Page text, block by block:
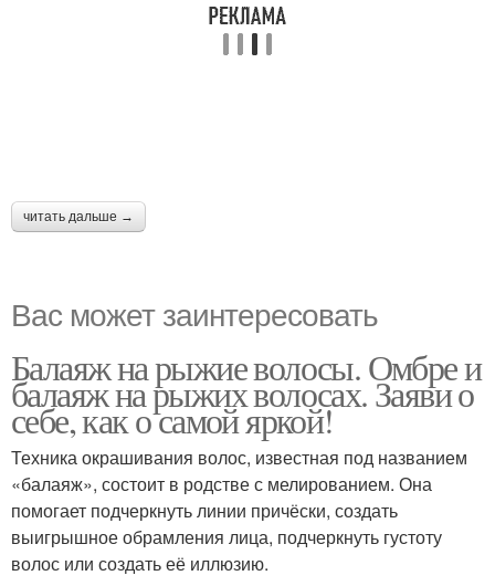
читать дальше →
Вас может заинтересовать
Балаяж на рыжие волосы. Омбре и
балаяж на рыжих волосах. Заяви о
себе, как о самой яркой!
Техника окрашивания волос, известная под названием
«балаяж», состоит в родстве с мелированием. Она
помогает подчеркнуть линии причёски, создать
выигрышное обрамления лица, подчеркнуть густоту
волос или создать её иллюзию.